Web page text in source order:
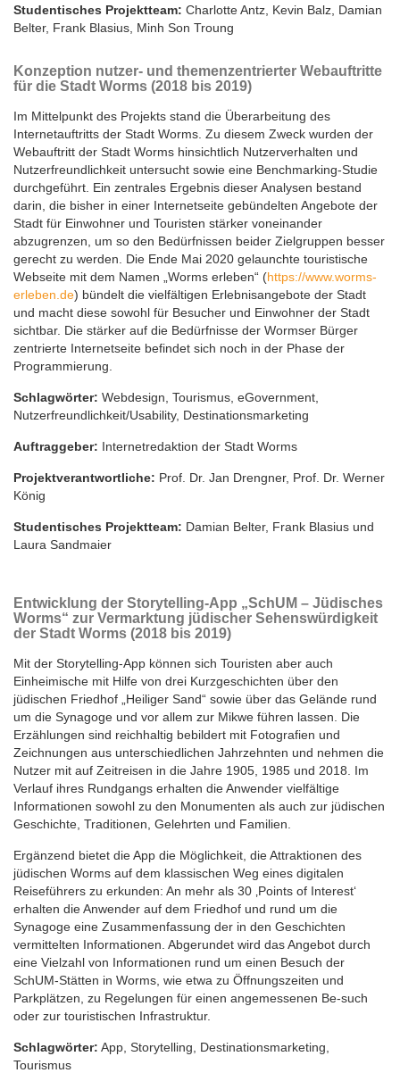
Studentisches Projektteam: Charlotte Antz, Kevin Balz, Damian
Belter, Frank Blasius, Minh Son Troung
Previous
Konzeption nutzer- und themenzentrierter Webauftritte
für die Stadt Worms (2018 bis 2019)
Im Mittelpunkt des Projekts stand die Überarbeitung des
Internetauftritts der Stadt Worms. Zu diesem Zweck wurden der
Webauftritt der Stadt Worms hinsichtlich Nutzerverhalten und
Nutzerfreundlichkeit untersucht sowie eine Benchmarking-Studie
durchgeführt. Ein zentrales Ergebnis dieser Analysen bestand
darin, die bisher in einer Internetseite gebündelten Angebote der
Stadt für Einwohner und Touristen stärker voneinander
abzugrenzen, um so den Bedürfnissen beider Zielgruppen besser
gerecht zu werden. Die Ende Mai 2020 gelaunchte touristische
Webseite mit dem Namen „Worms erleben“ (https://www.worms-
erleben.de) bündelt die vielfältigen Erlebnisangebote der Stadt
und macht diese sowohl für Besucher und Einwohner der Stadt
sichtbar. Die stärker auf die Bedürfnisse der Wormser Bürger
zentrierte Internetseite befindet sich noch in der Phase der
Programmierung.
Schlagwörter: Webdesign, Tourismus, eGovernment,
Nutzerfreundlichkeit/Usability, Destinationsmarketing
Auftraggeber: Internetredaktion der Stadt Worms
Projektverantwortliche: Prof. Dr. Jan Drengner, Prof. Dr. Werner
König
Studentisches Projektteam: Damian Belter, Frank Blasius und
Laura Sandmaier
Entwicklung der Storytelling-App „SchUM – Jüdisches
Worms“ zur Vermarktung jüdischer Sehenswürdigkeit
der Stadt Worms (2018 bis 2019)
Mit der Storytelling-App können sich Touristen aber auch
Einheimische mit Hilfe von drei Kurzgeschichten über den
jüdischen Friedhof „Heiliger Sand“ sowie über das Gelände rund
um die Synagoge und vor allem zur Mikwe führen lassen. Die
Erzählungen sind reichhaltig bebildert mit Fotografien und
Zeichnungen aus unterschiedlichen Jahrzehnten und nehmen die
Nutzer mit auf Zeitreisen in die Jahre 1905, 1985 und 2018. Im
Verlauf ihres Rundgangs erhalten die Anwender vielfältige
Informationen sowohl zu den Monumenten als auch zur jüdischen
Geschichte, Traditionen, Gelehrten und Familien.
Ergänzend bietet die App die Möglichkeit, die Attraktionen des
jüdischen Worms auf dem klassischen Weg eines digitalen
Reiseführers zu erkunden: An mehr als 30 ‚Points of Interest‘
erhalten die Anwender auf dem Friedhof und rund um die
Synagoge eine Zusammenfassung der in den Geschichten
vermittelten Informationen. Abgerundet wird das Angebot durch
eine Vielzahl von Informationen rund um einen Besuch der
SchUM-Stätten in Worms, wie etwa zu Öffnungszeiten und
Parkplätzen, zu Regelungen für einen angemessenen Be-such
oder zur touristischen Infrastruktur.
Schlagwörter: App, Storytelling, Destinationsmarketing,
Tourismus